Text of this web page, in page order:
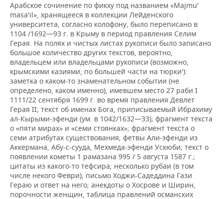
Арабское сочинение по фикху под названием «Majmu'
masa'il», хранящееся в коллекции Лейденского
университета, согласно колофону, было переписано в
1104 /1692—93 г. в Крыму в период правления Селим
Герая. На полях и чистых листах рукописи было записано
большое количество других текстов, вероятно,
владельцем или владельцами рукописи (возможно,
крымскими казиями, по большей части на тюрки'):
заметка о каком-то знаменательном событии (не
определено, каком именно), имевшем место 27 раби I
1111/22 сентября 1699 г. во время правления Девлет
Герая II; текст об именах Бога, приписываемый Ибрахиму
ал-Кырыми-эфенди (ум. в 1042/1632—33); фрагмент текста
о «пяти мирах» и «семи стоянках»; фрагмент текста о
семи атрибутах существования; фетвы Али-эфенди из
Аккермана, Абу-с-сууда, Мехмеда-эфенди Ускюби; текст о
появлении кометы 1 рамазана 995 / 5 августа 1587 г.;
цитаты из какого-то тефсира; несколько рубаи (в том
числе некого Феври); письмо Ходжи-Садеддина Гази
Гераю и ответ на него; анекдоты о Хосрове и Ширин,
порочности женщин, таблица правлений османских